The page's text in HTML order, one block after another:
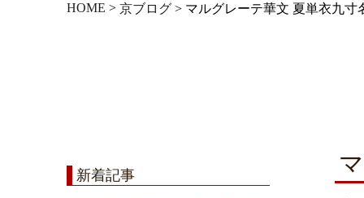
HOME > 京ブログ > マルグレーテ華文 夏単衣九寸
新着記事